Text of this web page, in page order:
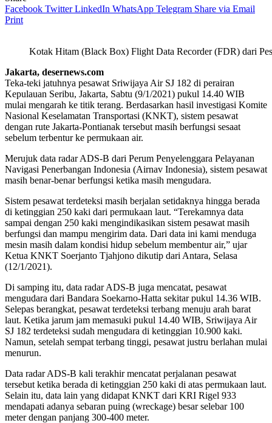
Facebook Twitter LinkedIn WhatsApp Telegram Share via Email
Print
Kotak Hitam (Black Box) Flight Data Recorder (FDR) dari
Jakarta, desernews.com
Teka-teki jatuhnya pesawat Sriwijaya Air SJ 182 di perairan
Kepulauan Seribu, Jakarta, Sabtu (9/1/2021) pukul 14.40 WIB
mulai mengarah ke titik terang. Berdasarkan hasil investigasi Komite
Nasional Keselamatan Transportasi (KNKT), sistem pesawat
dengan rute Jakarta-Pontianak tersebut masih berfungsi sesaat
sebelum terbentur ke permukaan air.
Merujuk data radar ADS-B dari Perum Penyelenggara Pelayanan
Navigasi Penerbangan Indonesia (Airnav Indonesia), sistem pesawat
masih benar-benar berfungsi ketika masih mengudara.
Sistem pesawat terdeteksi masih berjalan setidaknya hingga berada
di ketinggian 250 kaki dari permukaan laut. “Terekamnya data
sampai dengan 250 kaki mengindikasikan sistem pesawat masih
berfungsi dan mampu mengirim data. Dari data ini kami menduga
mesin masih dalam kondisi hidup sebelum membentur air,” ujar
Ketua KNKT Soerjanto Tjahjono dikutip dari Antara, Selasa
(12/1/2021).
Di samping itu, data radar ADS-B juga mencatat, pesawat
mengudara dari Bandara Soekarno-Hatta sekitar pukul 14.36 WIB.
Selepas berangkat, pesawat terdeteksi terbang menuju arah barat
laut. Ketika jarum jam memasuki pukul 14.40 WIB, Sriwijaya Air
SJ 182 terdeteksi sudah mengudara di ketinggian 10.900 kaki.
Namun, setelah sempat terbang tinggi, pesawat justru berlahan mulai
menurun.
Data radar ADS-B kali terakhir mencatat perjalanan pesawat
tersebut ketika berada di ketinggian 250 kaki di atas permukaan laut.
Selain itu, data lain yang didapat KNKT dari KRI Rigel 933
mendapati adanya sebaran puing (wreckage) besar selebar 100
meter dengan panjang 300-400 meter.